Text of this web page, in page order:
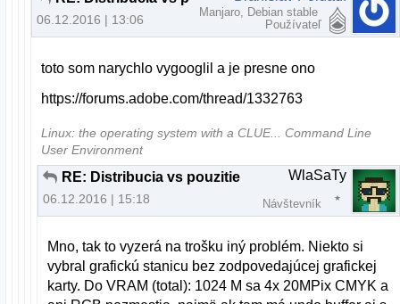
06.12.2016 | 13:06
Manjaro, Debian stable
Používateľ
toto som narychlo vygooglil a je presne ono
https://forums.adobe.com/thread/1332763
Linux: the operating system with a CLUE... Command Line
User Environment
RE: Distribucia vs pouzitie
06.12.2016 | 15:18
WlaSaTy
Návštevník
Mno, tak to vyzerá na trošku iný problém. Niekto si
vybral grafickú stanicu bez zodpovedajúcej grafickej
karty. Do VRAM (total): 1024 M sa 4x 20MPix CMYK a